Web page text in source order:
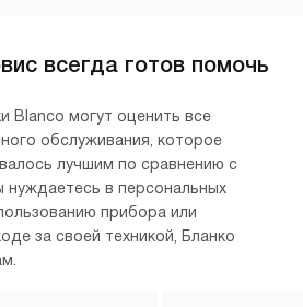
всегда готов помочь
Blanco могут оценить все
обслуживания, которое
лучшим по сравнению с
нуждаетесь в персональных
прибора или
за своей техникой, Бланко